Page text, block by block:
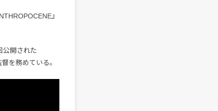
』
公開された
を務めている。